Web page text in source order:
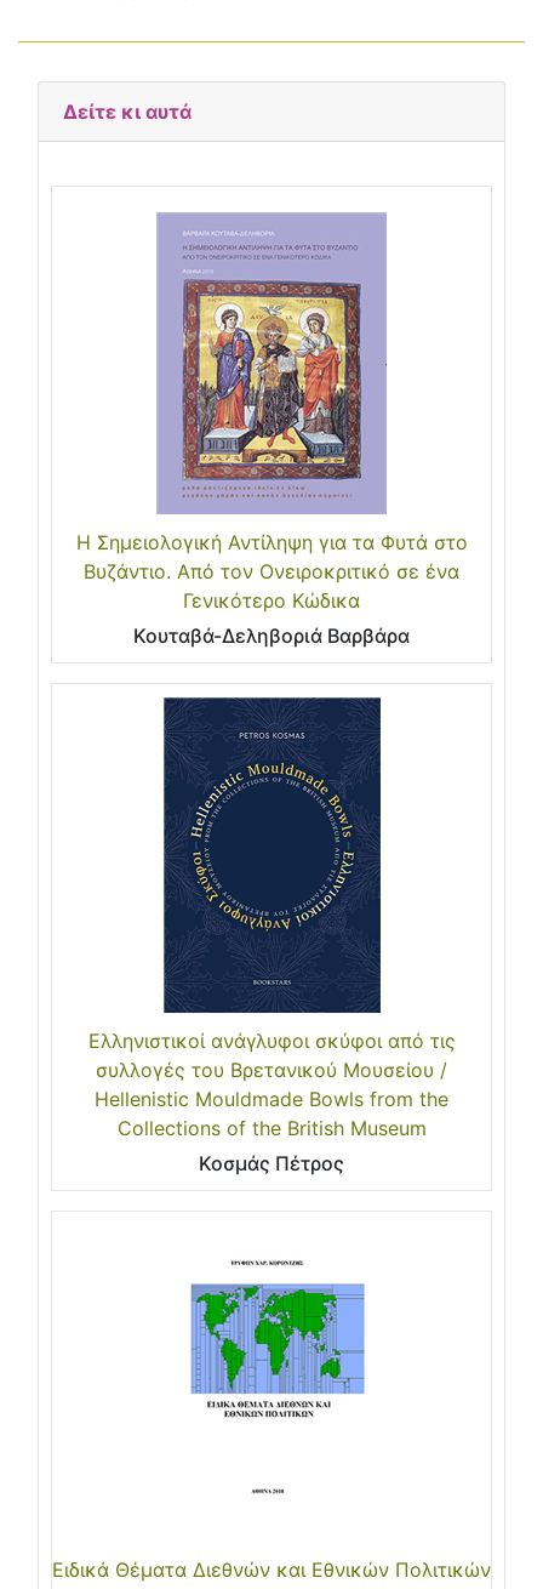
Δείτε κι αυτά
Η Σημειολογική Αντίληψη για τα Φυτά στο
Βυζάντιο. Από τον Ονειροκριτικό σε ένα
Γενικότερο Κώδικα
Κουταβά-Δεληβοριά Βαρβάρα
Ελληνιστικοί ανάγλυφοι σκύφοι από τις
συλλογές του Βρετανικού Μουσείου /
Hellenistic Mouldmade Bowls from the
Collections of the British Museum
Κοσμάς Πέτρος
Ειδικά Θέματα Διεθνών και Εθνικών Πολιτικών